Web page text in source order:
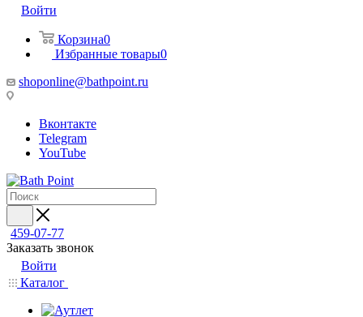
Войти
Корзина0
Избранные товары0
shoponline@bathpoint.ru
Вконтакте
Telegram
YouTube
459-07-77
Заказать звонок
Войти
Каталог